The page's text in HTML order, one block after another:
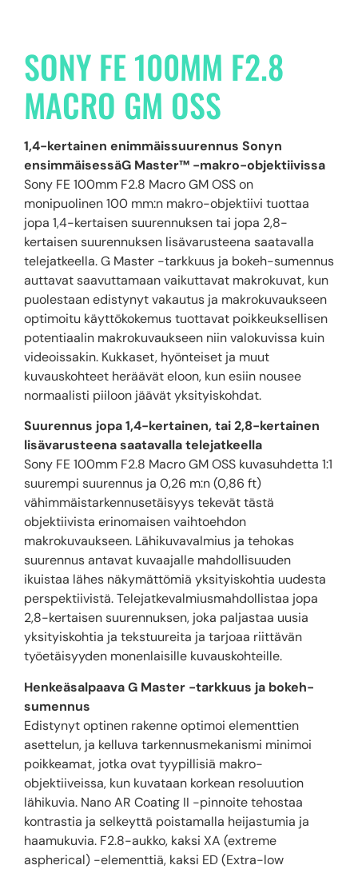
SONY FE 100MM F2.8
MACRO GM OSS
1,4-kertainen enimmäissuurennus Sonyn
ensimmäisessäG Master™ -makro-objektiivissa
Sony FE 100mm F2.8 Macro GM OSS on
monipuolinen 100 mm:n makro-objektiivi tuottaa
jopa 1,4-kertaisen suurennuksen tai jopa 2,8-
kertaisen suurennuksen lisävarusteena saatavalla
telejatkeella. G Master -tarkkuus ja bokeh-sumennus
auttavat saavuttamaan vaikuttavat makrokuvat, kun
puolestaan edistynyt vakautus ja makrokuvaukseen
optimoitu käyttökokemus tuottavat poikkeuksellisen
potentiaalin makrokuvaukseen niin valokuvissa kuin
videoissakin. Kukkaset, hyönteiset ja muut
kuvauskohteet heräävät eloon, kun esiin nousee
normaalisti piiloon jäävät yksityiskohdat.
Suurennus jopa 1,4-kertainen, tai 2,8-kertainen
lisävarusteena saatavalla telejatkeella
Sony FE 100mm F2.8 Macro GM OSS kuvasuhdetta 1:1
suurempi suurennus ja 0,26 m:n (0,86 ft)
vähimmäistarkennusetäisyys tekevät tästä
objektiivista erinomaisen vaihtoehdon
makrokuvaukseen. Lähikuvavalmius ja tehokas
suurennus antavat kuvaajalle mahdollisuuden
ikuistaa lähes näkymättömiä yksityiskohtia uudesta
perspektiivistä. Telejatkevalmiusmahdollistaa jopa
2,8-kertaisen suurennuksen, joka paljastaa uusia
yksityiskohtia ja tekstuureita ja tarjoaa riittävän
työetäisyyden monenlaisille kuvauskohteille.
Henkeäsalpaava G Master -tarkkuus ja bokeh-
sumennus
Edistynyt optinen rakenne optimoi elementtien
asettelun, ja kelluva tarkennusmekanismi minimoi
poikkeamat, jotka ovat tyypillisiä makro-
objektiiveissa, kun kuvataan korkean resoluution
lähikuvia. Nano AR Coating II -pinnoite tehostaa
kontrastia ja selkeyttä poistamalla heijastumia ja
haamukuvia. F2.8-aukko, kaksi XA (extreme
aspherical) -elementtiä, kaksi ED (Extra-low